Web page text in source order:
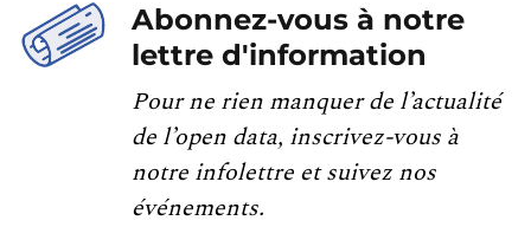
Abonnez-vous à notre
lettre d'information
Pour ne rien manquer de l’actualité
de l’open data, inscrivez-vous à
notre infolettre et suivez nos
événements.